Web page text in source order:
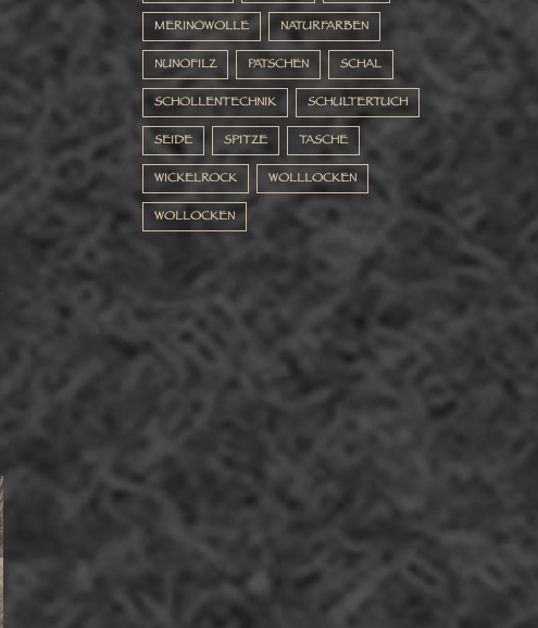
MERINOWOLLE NATURFARBEN
NUNOFILZ PATSCHEN SCHAL
SCHOLLENTECHNIK SCHULTERTUCH
SEIDE SPITZE TASCHE
WICKELROCK WOLLLOCKEN
WOLLOCKEN